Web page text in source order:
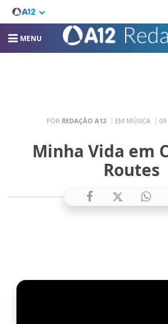
MENU
POR REDAÇÃO A12 EM MÚSICA 09
Minha Vida em
Routes